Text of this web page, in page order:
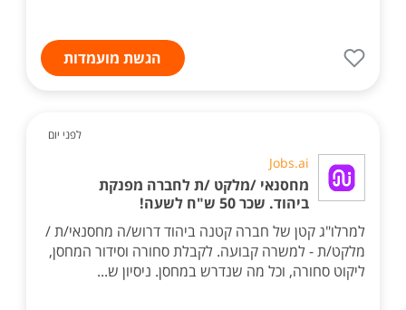
הגשת מועמדות
לפני יום
Jobs.ai
מחסנאי /מלקט /ת לחברה מפנקת
ביהוד. שכר 50 ש"ח לשעה!
למרלו"ג קטן של חברה קטנה ביהוד דרוש/ה מחסנאי/ת /
מלקט/ת - למשרה קבועה. לקבלת סחורה וסידור המחסן,
ליקוט סחורה, וכל מה שנדרש במחסן. ניסיון ש...